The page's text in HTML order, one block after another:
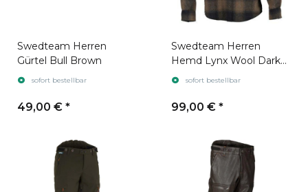
Swedteam Herren
Gürtel Bull Brown
sofort bestellbar
49,00 € *
Swedteam Herren
Hemd Lynx Wool Dark
Sandsofort bestellbar
99,00 € *